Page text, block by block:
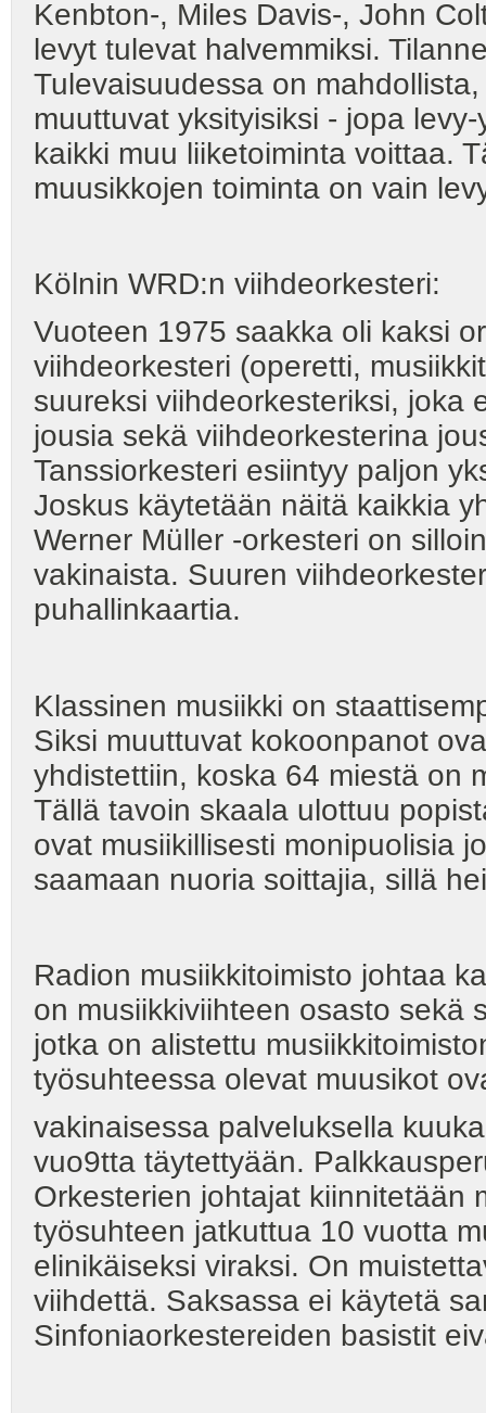
Kenbton-, Miles Davis-, John
levyt tulevat halvemmiksi.
Tulevaisuudessa on
muuttuvat yksityisiksi - jopa
kaikki muu liiketoiminta voittaa.
muusikkojen toiminta on vain
Kölnin WRD:n viihdeorkesteri:
Vuoteen 1975 saakka oli kaksi
viihdeorkesteri (operetti,
suureksi viihdeorkesteriksi, joka
jousia sekä viihdeorkesterina
Tanssiorkesteri esiintyy paljon
Joskus käytetään näitä kaikkia
Werner Müller -orkesteri on
vakinaista. Suuren
puhallinkaartia.
Klassinen musiikki on
Siksi muuttuvat kokoonpanot
yhdistettiin, koska 64 miestä on
Tällä tavoin skaala ulottuu
ovat musiikillisesti monipuolisia
saamaan nuoria soittajia, sillä
Radion musiikkitoimisto johtaa
on musiikkiviihteen osasto sekä
jotka on alistettu
työsuhteessa olevat muusikot
vakinaisessa palveluksella
vuo9tta täytettyään.
Orkesterien johtajat kiinnitetään
työsuhteen jatkuttua 10 vuotta
elinikäiseksi viraksi. On
viihdettä. Saksassa ei käytetä
Sinfoniaorkestereiden basistit